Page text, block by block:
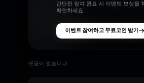
간단한 참여 완료 시 이벤트 보상을
확인하세요.
이벤트 참여하고 무료코인 받기
댓글이 없습니다.